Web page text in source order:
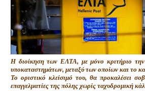
Η διοίκηση των ΕΛΤΑ, με μόνο κριτήριο την
υποκαταστημάτων, μεταξύ των οποίων και το
Το οριστικό κλείσιμό του, θα προκαλέσει
επαγγελματίες της πόλης χωρίς ταχυδρομική